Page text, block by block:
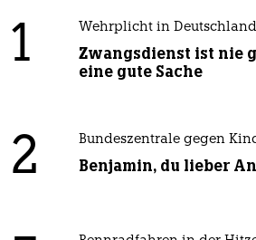
1 Wehrplicht in Deutschland
Zwangsdienst ist nie
eine gute Sache
2 Bundeszentrale gegen
Benjamin, du lieber